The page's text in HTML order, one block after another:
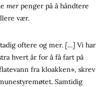
merpenger på å håndtere
vær.
oftere og mer. […] Vi har
hvert år for å få fart på
fra kloakken», skrev
Samtidig